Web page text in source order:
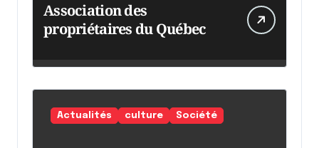
Association des
propriétaires du Québec
Actualités culture Société